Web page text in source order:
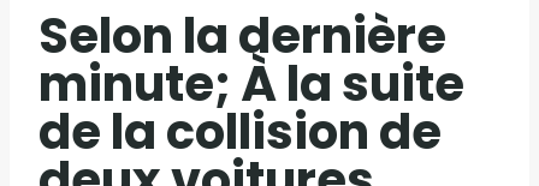
Selon la dernière
minute; À la suite
de la collision de